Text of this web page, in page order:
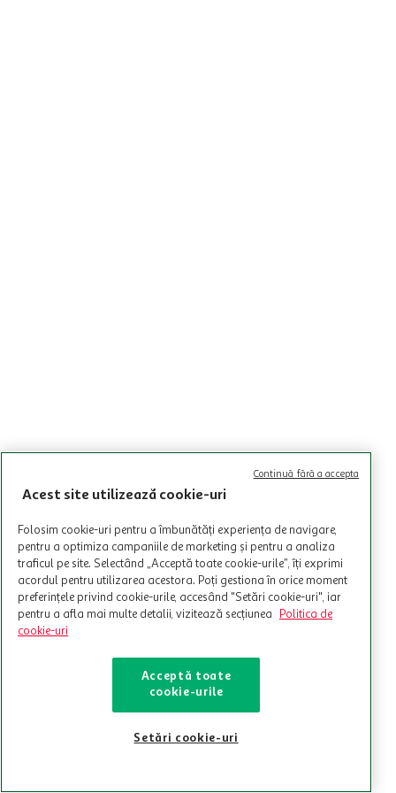
Acest site utilizează cookie-uri
Folosim cookie-uri pentru a îmbunătăți experiența de navigare,
pentru a optimiza campaniile de marketing și pentru a analiza
traficul pe site. Selectând „Acceptă toate cookie-urile”, îți exprimi
acordul pentru utilizarea acestora. Poți gestiona în orice moment
preferințele privind cookie-urile, accesând "Setări cookie-uri", iar
pentru a afla mai multe detalii, vizitează secțiunea
Politica de
cookie-uri
Acceptă toate
cookie-urile
Setări cookie-uri
Continuă fără a accepta